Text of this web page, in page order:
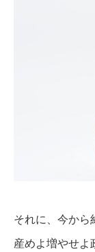
それに、今から
産めよ増やせよ